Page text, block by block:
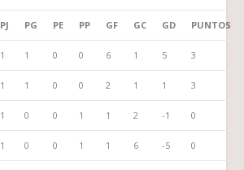
PJ PG PE PP GF GC GD PUNTOS
1 1 0 0 6 1 5 3
1 1 0 0 2 1 1 3
1 0 0 1 1 2 -1 0
1 0 0 1 1 6 -5 0